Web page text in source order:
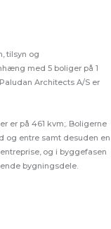
tilsyn og
med 5 boliger på 1
Architects A/S er
er på 461 kvm;. Boligerne
og entre samt desuden en
og i byggefasen
bygningsdele.